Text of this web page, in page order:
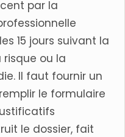
par la
15 jours suivant la
ou la
Il faut fournir un
le formulaire
le dossier, fait